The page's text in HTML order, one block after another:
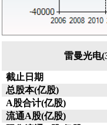
雷曼光电
截止日期
总股本(亿股)
A股合计(亿股)
流通A股(亿股)